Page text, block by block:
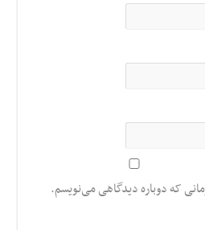
که دوباره دیدگاهی می‌نویسم.